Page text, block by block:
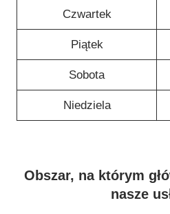
Czwartek
Piątek
Sobota
Niedziela
Obszar, na którym
nasze